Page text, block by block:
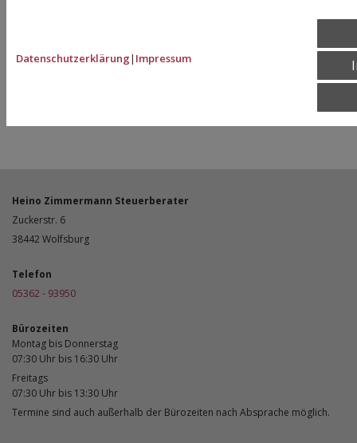
Heino Zimmermann Steuerberater
Zuckerstr. 6
38442 Wolfsburg
Telefon
05362 - 93950
Bürozeiten
Montag bis Donnerstag
07:30 Uhr bis 16:30 Uhr
Freitags
07:30 Uhr bis 13:30 Uhr
Termine sind auch außerhalb der Bürozeiten nach Absprache möglich.
Datenschutzerklärung| Impressum